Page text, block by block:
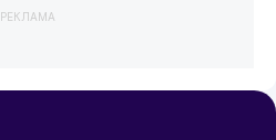
РЕКЛАМА